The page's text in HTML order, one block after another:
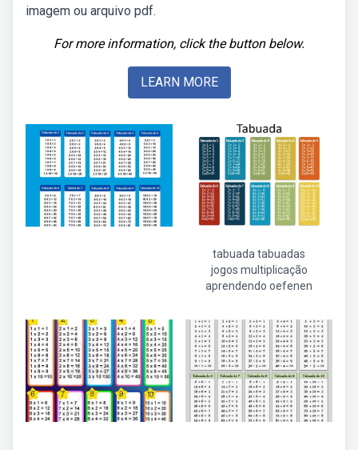
imagem ou arquivo pdf.
For more information, click the button below.
LEARN MORE
tabuada tabuadas
jogos multiplicação
aprendendo oefenen